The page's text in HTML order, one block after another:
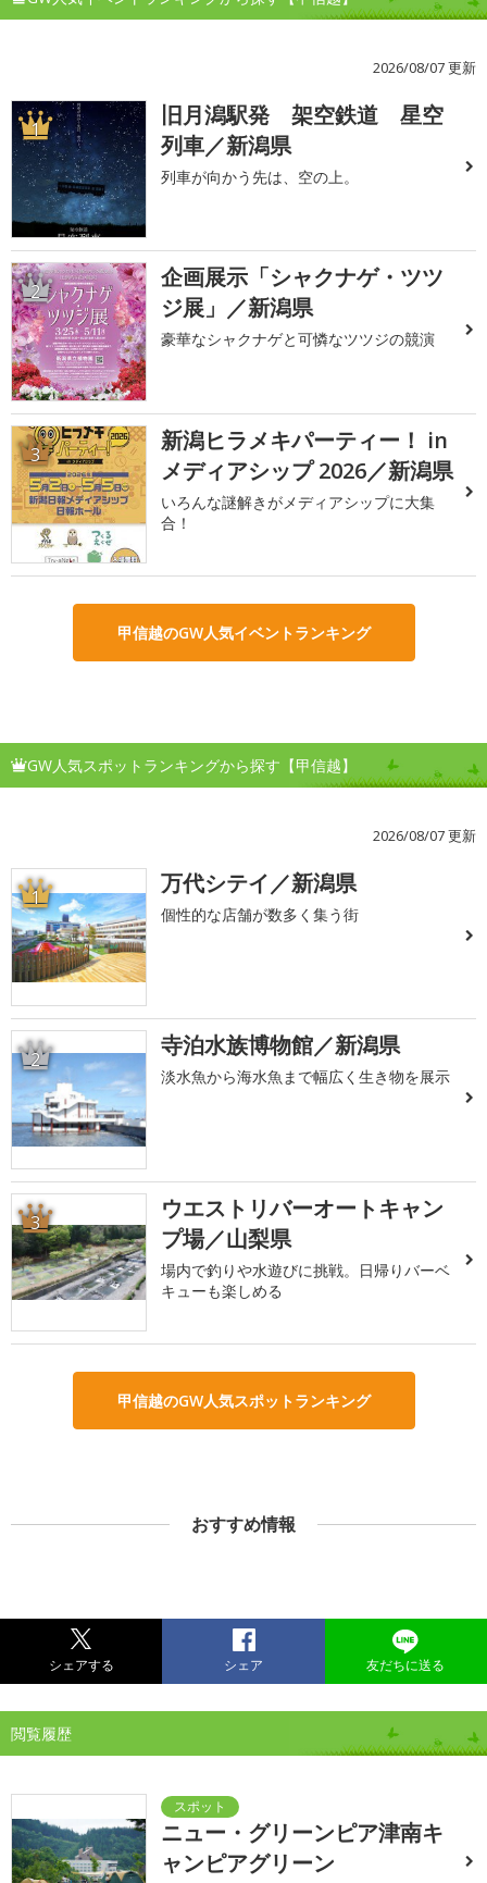
2026/08/07 更新
1
旧月潟駅発 架空鉄道 星空
列車／新潟県
列車が向かう先は、空の上。
2
企画展示「シャクナゲ・ツツ
ジ展」／新潟県
豪華なシャクナゲと可憐なツツジの競演
3
新潟ヒラメキパーティー！ in
メディアシップ 2026／新潟県
いろんな謎解きがメディアシップに大集
合！
甲信越のGW人気イベントランキング
GW人気スポットランキングから探す【甲信越】
2026/08/07 更新
1 万代シテイ／新潟県
個性的な店舗が数多く集う街
2 寺泊水族博物館／新潟県
淡水魚から海水魚まで幅広く生き物を展示
3
ウエストリバーオートキャン
プ場／山梨県
場内で釣りや水遊びに挑戦。日帰りバーベ
キューも楽しめる
甲信越のGW人気スポットランキング
おすすめ情報
シェアする シェア 友だちに送る
閲覧履歴
ニュー・グリーンピア津南キ
ャンピアグリーン